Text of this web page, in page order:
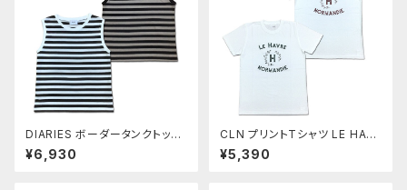
DIARIES ボーダータンクトップ
BORDER カットソー ノースリー
ブ ダイアリーズ 日本製 Madei
¥6,930
CLN プリントTシャツ LE HAR
VE ショートスリーブ TEE カット
ソー MadeinJAPAN 1201606
¥5,390